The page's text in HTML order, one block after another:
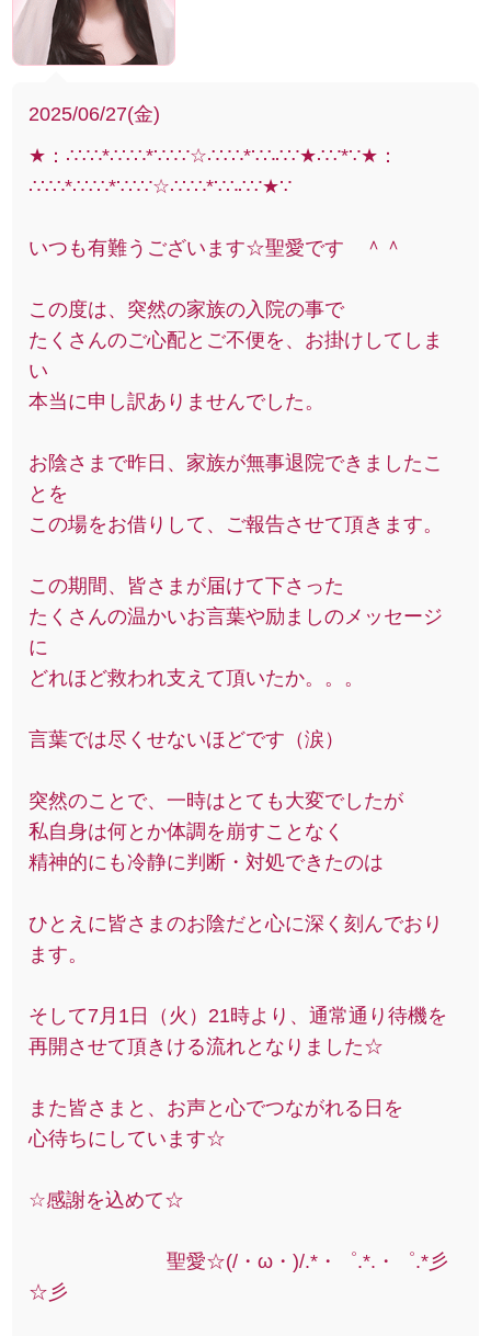
2025/06/27(金)
★：∴∵∴*∴∵∴*∵∴∵☆∴∵∴*∵∴∴∵★∴∵*∵★：
∴∵∴*∴∵∴*∵∴∵☆∴∵∴*∵∴∴∵★∵
いつも有難うございます☆聖愛です ＾＾
この度は、突然の家族の入院の事で
たくさんのご心配とご不便を、お掛けしてしま
い
本当に申し訳ありませんでした。
お陰さまで昨日、家族が無事退院できましたこ
とを
この場をお借りして、ご報告させて頂きます。
この期間、皆さまが届けて下さった
たくさんの温かいお言葉や励ましのメッセージ
に
どれほど救われ支えて頂いたか。。。
言葉では尽くせないほどです（涙）
突然のことで、一時はとても大変でしたが
私自身は何とか体調を崩すことなく
精神的にも冷静に判断・対処できたのは
ひとえに皆さまのお陰だと心に深く刻んでおり
ます。
そして7月1日（火）21時より、通常通り待機を
再開させて頂きける流れとなりました☆
また皆さまと、お声と心でつながれる日を
心待ちにしています☆
☆感謝を込めて☆
聖愛☆(/・ω・)/.*・゜.*.・゜.*彡
☆彡